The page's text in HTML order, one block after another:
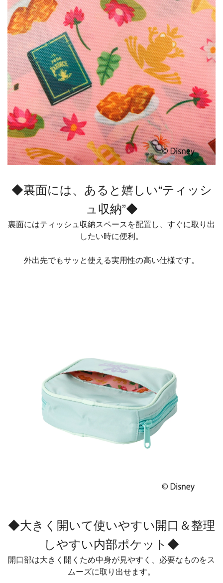
◆裏面には、あると嬉しい“ティッシ
ュ収納”◆
裏面にはティッシュ収納スペースを配置し、すぐに取り出
したい時に便利。
外出先でもサッと使える実用性の高い仕様です。
◆大きく開いて使いやすい開口＆整理
しやすい内部ポケット◆
開口部は大きく開くため中身が見やすく、必要なものをス
ムーズに取り出せます。